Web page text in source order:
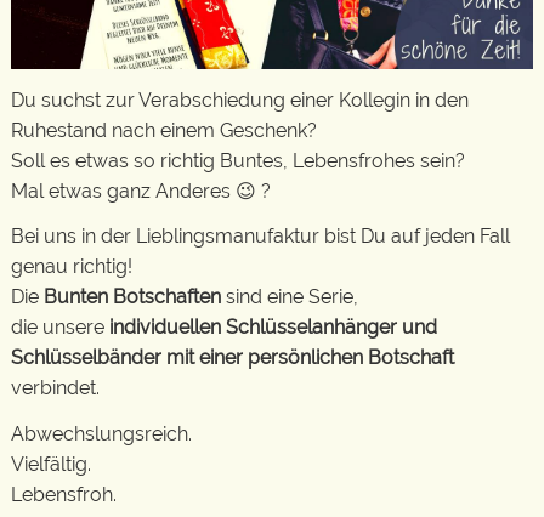
Du suchst zur Verabschiedung einer Kollegin in den
Ruhestand nach einem Geschenk?
Soll es etwas so richtig Buntes, Lebensfrohes sein?
Mal etwas ganz Anderes 😉 ?
Bei uns in der Lieblingsmanufaktur bist Du auf jeden Fall
genau richtig!
Die Bunten Botschaften sind eine Serie,
die unsere individuellen Schlüsselanhänger und
Schlüsselbänder mit einer persönlichen Botschaft
verbindet.
Abwechslungsreich.
Vielfältig.
Lebensfroh.